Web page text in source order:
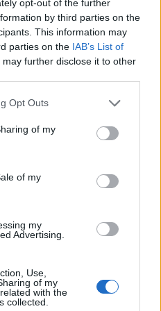
opt-out of the further
by third parties on the
This information may
parties on the IAB’s List of
may further disclose it to other
Opt Outs
of my
of my
my
Advertising.
Use,
of my
with the
collected.
και παιδιά, ίσως
σε φυγή αν η βία
περιοχές της
Ανθρωπίνων
σήμερα ότι σχεδόν 20
παιδιά, και δεκάδες